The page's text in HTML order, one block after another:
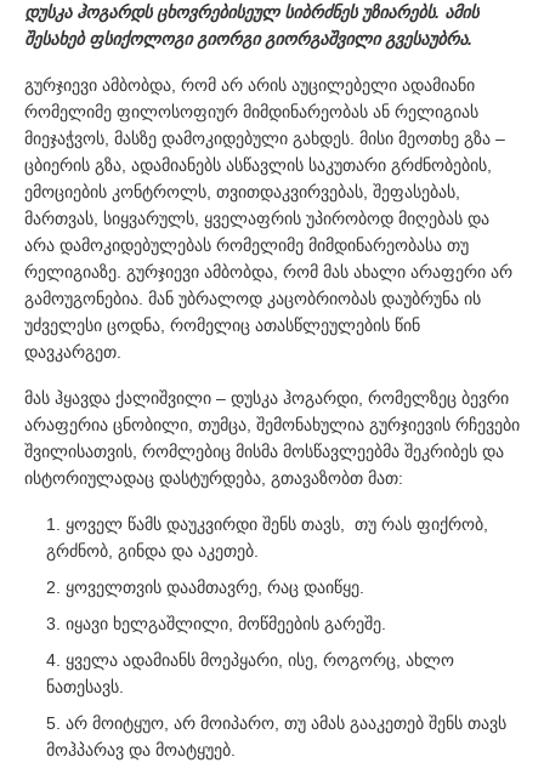
დუსკა ჰოგარდს ცხოვრებისეულ სიბრძნეს უზიარებს. ამის
შესახებ ფსიქოლოგი გიორგი გიორგაშვილი გვესაუბრა.
გურჯიევი ამბობდა, რომ არ არის აუცილებელი ადამიანი
რომელიმე ფილოსოფიურ მიმდინარეობას ან რელიგიას
მიეჯაჭვოს, მასზე დამოკიდებული გახდეს. მისი მეოთხე გზა –
ცბიერის გზა, ადამიანებს ასწავლის საკუთარი გრძნობების,
ემოციების კონტროლს, თვითდაკვირვებას, შეფასებას,
მართვას, სიყვარულს, ყველაფრის უპირობოდ მიღებას და
არა დამოკიდებულებას რომელიმე მიმდინარეობასა თუ
რელიგიაზე. გურჯიევი ამბობდა, რომ მას ახალი არაფერი არ
გამოუგონებია. მან უბრალოდ კაცობრიობას დაუბრუნა ის
უძველესი ცოდნა, რომელიც ათასწლეულების წინ
დავკარგეთ.
მას ჰყავდა ქალიშვილი – დუსკა ჰოგარდი, რომელზეც ბევრი
არაფერია ცნობილი, თუმცა, შემონახულია გურჯიევის რჩევები
შვილისათვის, რომლებიც მისმა მოსწავლეებმა შეკრიბეს და
ისტორიულადაც დასტურდება, გთავაზობთ მათ:
ყოველ წამს დაუკვირდი შენს თავს, თუ რას ფიქრობ,
გრძნობ, გინდა და აკეთებ.
ყოველთვის დაამთავრე, რაც დაიწყე.
იყავი ხელგაშლილი, მოწმეების გარეშე.
ყველა ადამიანს მოეპყარი, ისე, როგორც, ახლო
ნათესავს.
არ მოიტყუო, არ მოიპარო, თუ ამას გააკეთებ შენს თავს
მოჰპარავ და მოატყუებ.